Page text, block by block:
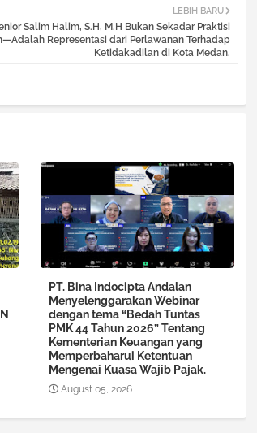
LEBIH BARU
Salim Halim, S.H, M.H Bukan Sekadar Praktisi
Representasi dari Perlawanan Terhadap
Ketidakadilan di Kota Medan.
PT. Bina Indocipta Andalan
Menyelenggarakan Webinar
dengan tema “Bedah Tuntas
PMK 44 Tahun 2026” Tentang
Kementerian Keuangan yang
Memperbaharui Ketentuan
Mengenai Kuasa Wajib Pajak.
August 05, 2026